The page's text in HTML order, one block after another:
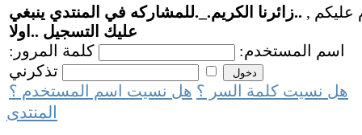
عليكم , ..زائرنا الكريم._.للمشاركه في المنتدي ينبغي
عليك التسجيل ..اولا
اسم المستخدم:
كلمة المرور:
هل نسيت كلمة السر ؟ هل نسيت اسم المستخدم ؟
المنتدى